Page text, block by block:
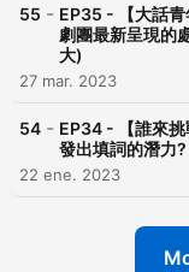
55 - EP35 - 【大話
劇團最新呈現的
大)
27 mar. 2023
54 - EP34 - 【誰來
發出填詞的潛力?
22 ene. 2023